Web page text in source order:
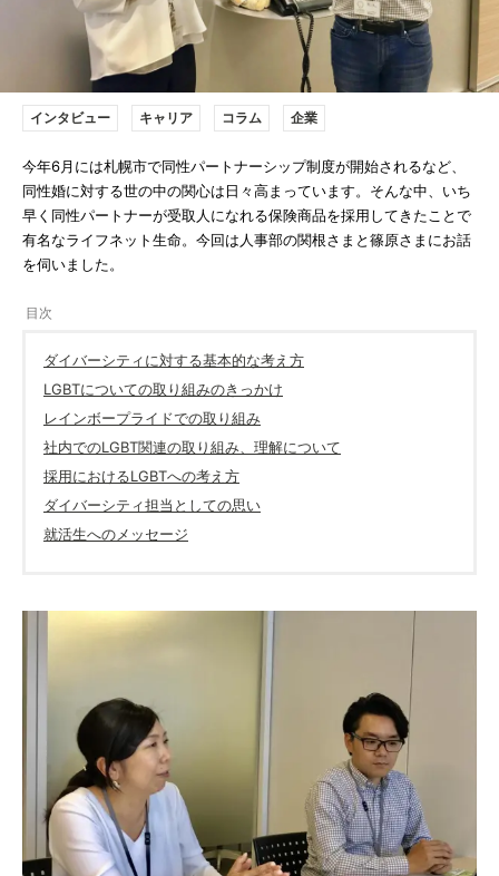
インタビュー キャリア コラム 企業
今年6月には札幌市で同性パートナーシップ制度が開始されるなど、
同性婚に対する世の中の関心は日々高まっています。そんな中、いち
早く同性パートナーが受取人になれる保険商品を採用してきたことで
有名なライフネット生命。今回は人事部の関根さまと篠原さまにお話
を伺いました。
ダイバーシティに対する基本的な考え方
LGBTについての取り組みのきっかけ
レインボープライドでの取り組み
社内でのLGBT関連の取り組み、理解について
採用におけるLGBTへの考え方
ダイバーシティ担当としての思い
就活生へのメッセージ